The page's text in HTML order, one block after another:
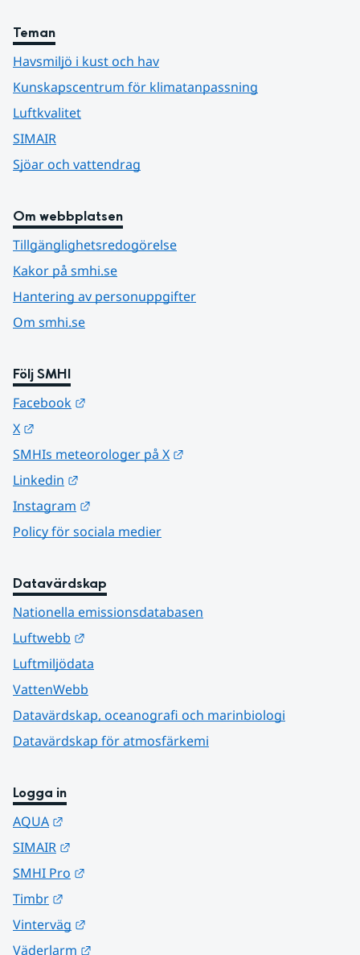
Teman
Havsmiljö i kust och hav
Kunskapscentrum för klimatanpassning
Luftkvalitet
SIMAIR
Sjöar och vattendrag
Om webbplatsen
Tillgänglighetsredogörelse
Kakor på smhi.se
Hantering av personuppgifter
Om smhi.se
Följ SMHI
Facebook
X
SMHIs meteorologer på X
Linkedin
Instagram
Policy för sociala medier
Datavärdskap
Nationella emissionsdatabasen
Luftwebb
Luftmiljödata
VattenWebb
Datavärdskap, oceanografi och marinbiologi
Datavärdskap för atmosfärkemi
Logga in
AQUA
SIMAIR
SMHI Pro
Timbr
Vinterväg
Väderlarm